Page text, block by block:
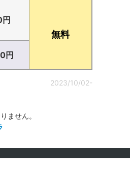
無料
円
2023/10/02-
ません。